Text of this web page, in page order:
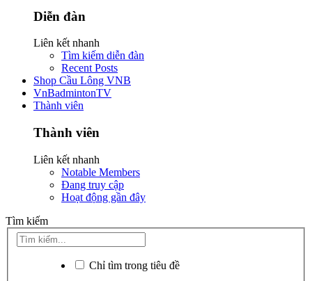
Diễn đàn
Liên kết nhanh
Tìm kiếm diễn đàn
Recent Posts
Shop Cầu Lông VNB
VnBadmintonTV
Thành viên
Thành viên
Liên kết nhanh
Notable Members
Đang truy cập
Hoạt động gần đây
Tìm kiếm
Chỉ tìm trong tiêu đề